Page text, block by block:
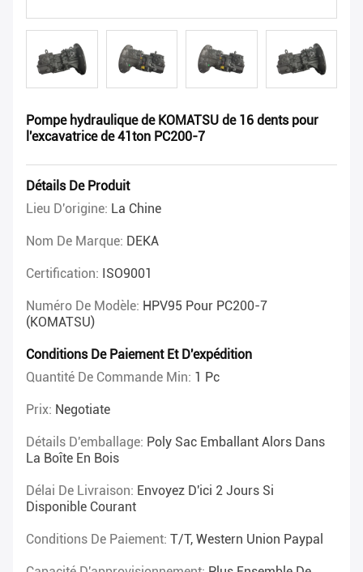
Pompe hydraulique de KOMATSU de 16 dents pour
l'excavatrice de 41ton PC200-7
Détails De Produit
Lieu D'origine: La Chine
Nom De Marque: DEKA
Certification: ISO9001
Numéro De Modèle: HPV95 Pour PC200-7
(KOMATSU)
Conditions De Paiement Et D'expédition
Quantité De Commande Min: 1 Pc
Prix: Negotiate
Détails D'emballage: Poly Sac Emballant Alors Dans
La Boîte En Bois
Délai De Livraison: Envoyez D'ici 2 Jours Si
Disponible Courant
Conditions De Paiement: T/T, Western Union Paypal